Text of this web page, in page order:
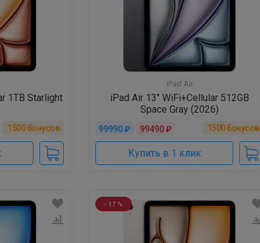
1TB Starlight
1500бонусов
iPad Air
iPad Air 13" WiFi+Cellular 512GB
Space Gray (2026)
99990 ₽ 99490 ₽ 1500бонусов
Купить в 1 клик
- 17 %